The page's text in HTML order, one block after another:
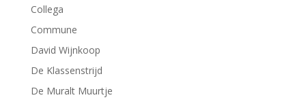
Collega
Commune
David Wijnkoop
De Klassenstrijd
De Muralt Muurtje